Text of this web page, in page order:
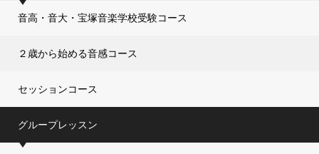
音高・音大・宝塚音楽学校受験コース
２歳から始める音感コース
セッションコース
グループレッスン